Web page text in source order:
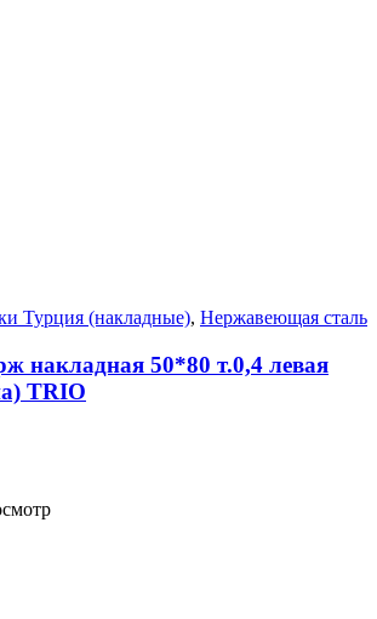
Турция (накладные), Нержавеющая сталь
накладная 50*80 т.0,4 левая
TRIO